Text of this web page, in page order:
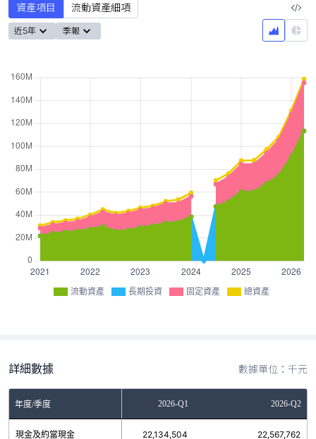
資產項目 流動資產細項
近5年 季報
流動資產 長期投資 固定資產 總資產
詳細數據 數據單位：千元
年度/季度2025-Q4 2026-Q1 2026-Q2
現金及約當現金
20,007,816 22,134,504 22,567,762